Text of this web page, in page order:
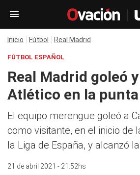
Inicio Fútbol Real Madrid
FÚTBOL ESPAÑOL
Real Madrid goleó
Atlético en la punta
El equipo merengue goleó a
como visitante, en el inicio de
la Liga de España, y alcanzó
21 de abril 2021 - 21:52hs